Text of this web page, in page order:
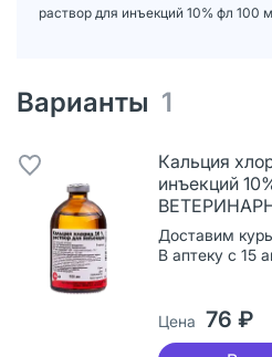
раствор для инъекций 10% фл
Варианты 1
Кальция
инъекций
Доставим
В аптеку с 15
Цена 76 ₽